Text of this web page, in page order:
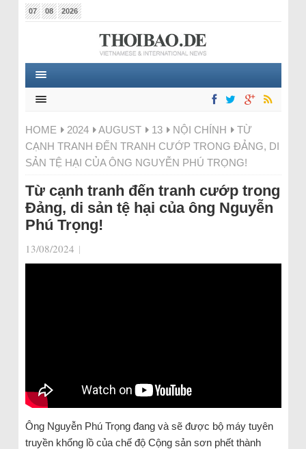
07 08 2026
HOME 2024 AUGUST 13 NỘI CHÍNH
TỪ
CẠNH TRANH ĐẾN TRANH CƯỚP TRONG ĐẢNG, DI
SẢN TỆ HẠI CỦA ÔNG NGUYỄN PHÚ TRỌNG!
Từ cạnh tranh đến tranh cướp trong
Đảng, di sản tệ hại của ông Nguyễn
Phú Trọng!
13/08/2024 |
Ông Nguyễn Phú Trọng đang và sẽ được bộ máy tuyên
truyền khổng lồ của chế độ Cộng sản sơn phết thành